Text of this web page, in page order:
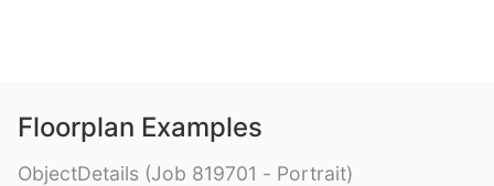
Floorplan Examples
ObjectDetails (Job 819701 - Portrait)